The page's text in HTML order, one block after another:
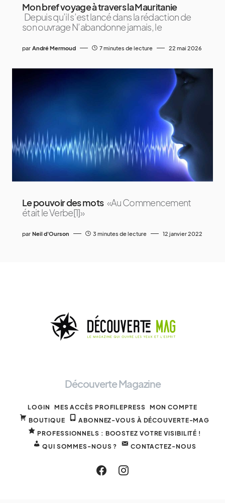
Mon bref voyage à travers la Mauritanie
Depuis qu’il s’est lancé dans la rédaction de
son ouvrage N’abandonne jamais, le
par André Mermoud 7 minutes de lecture 22 mai 2026
Le pouvoir des mots «Au Commencement
était le Verbe[1]»
par Neil d'Ourson 3 minutes de lecture 12 janvier 2022
Découverte Magazine
LOGIN MES ACCÈS PROFILEPRESS MON COMPTE
BOUTIQUE
ABONNEZ-VOUS À DÉCOUVERTE-MAG
PROFESSIONNELS : BOOSTEZ VOTRE VISIBILITÉ !
QUI SOMMES-NOUS ?
CONTACTEZ-NOUS